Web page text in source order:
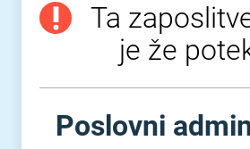
Ta
je že
Poslovni